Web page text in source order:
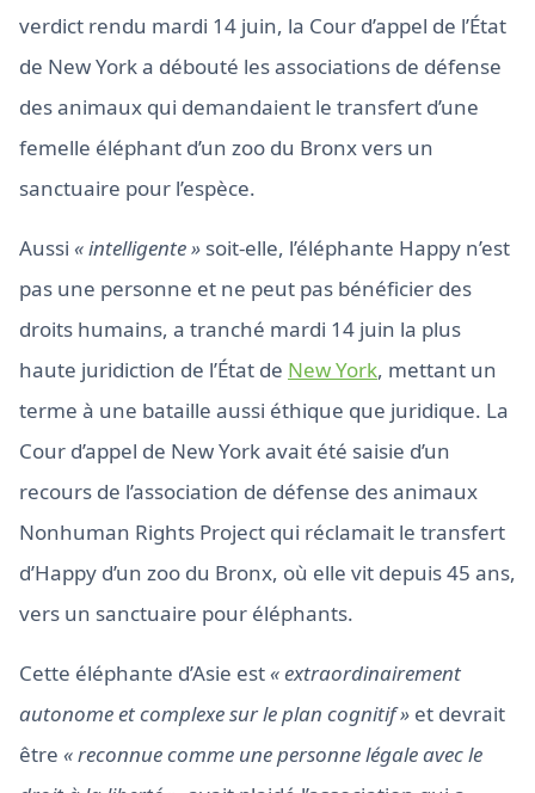
verdict rendu mardi 14 juin, la Cour d’appel de l’État
de New York a débouté les associations de défense
des animaux qui demandaient le transfert d’une
femelle éléphant d’un zoo du Bronx vers un
sanctuaire pour l’espèce.
Aussi « intelligente » soit-elle, l’éléphante Happy n’est
pas une personne et ne peut pas bénéficier des
droits humains, a tranché mardi 14 juin la plus
haute juridiction de l’État de New York, mettant un
terme à une bataille aussi éthique que juridique. La
Cour d’appel de New York avait été saisie d’un
recours de l’association de défense des animaux
Nonhuman Rights Project qui réclamait le transfert
d’Happy d’un zoo du Bronx, où elle vit depuis 45 ans,
vers un sanctuaire pour éléphants.
Cette éléphante d’Asie est« extraordinairement
autonome et complexe sur le plan cognitif » et devrait
être « reconnue comme une personne légale avec le